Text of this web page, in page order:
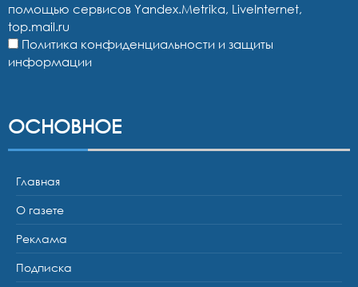
помощью сервисов Yandex.Metrika, LiveInternet,
top.mail.ru
Политика конфиденциальности и защиты
информации
ОСНОВНОЕ
Главная
О газете
Реклама
Подписка